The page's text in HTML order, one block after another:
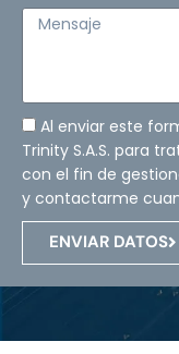
Mensaje
Al enviar este
Trinity S.A.S. para
con el fin de
y contactarme
ENVIAR DATOS